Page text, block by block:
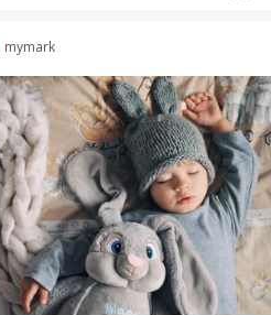
mymark